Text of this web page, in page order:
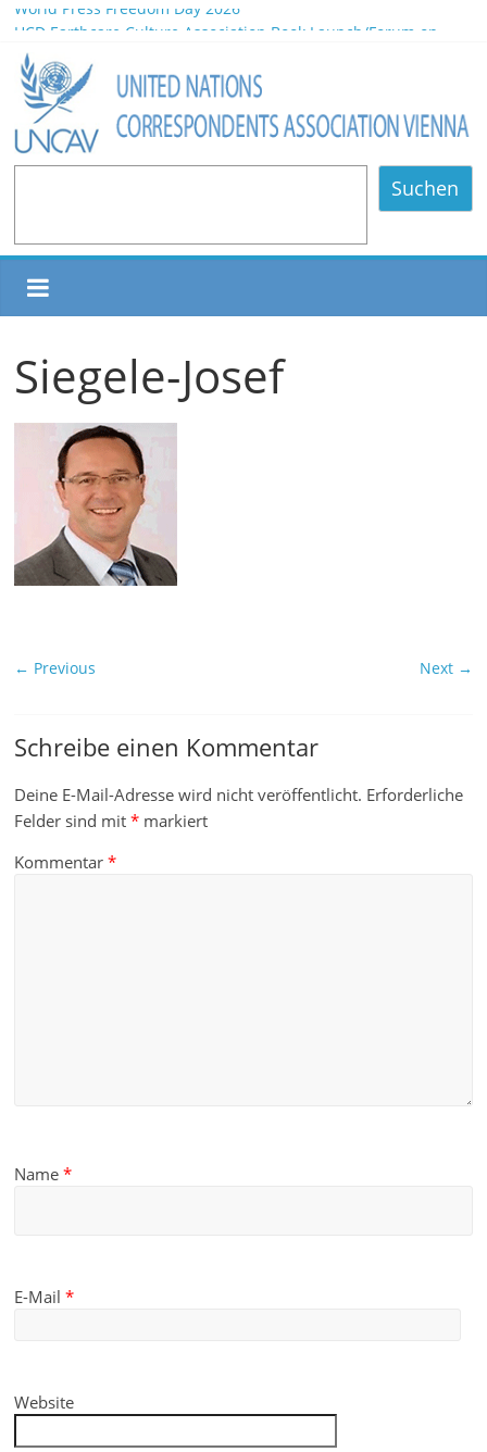
World Press Freedom Day 2026
Environmental Protection/Art Exhibition Held in UNOV
Africa Day 2026 A Continent of Strength, Diversity, and Future
Opportunities
NOMINATED PARTICIPANTS – Vienna, 20.06.2026
80 Years of Diplomatic Relations between Austria and the
Suchen
Siegele-Josef
← Previous Next →
Schreibe einen Kommentar
Deine E-Mail-Adresse wird nicht veröffentlicht. Erforderliche
Felder sind mit* markiert
Kommentar*
Name*
E-Mail*
Website